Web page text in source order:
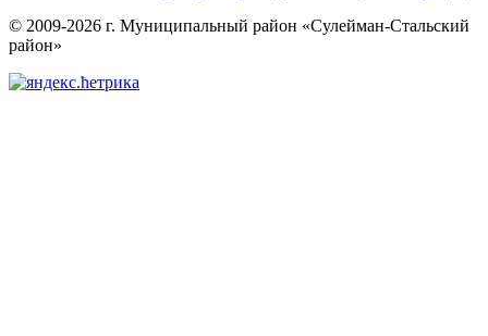
© 2009-2026 г. Муниципальный район «Сулейман-Стальский
район»